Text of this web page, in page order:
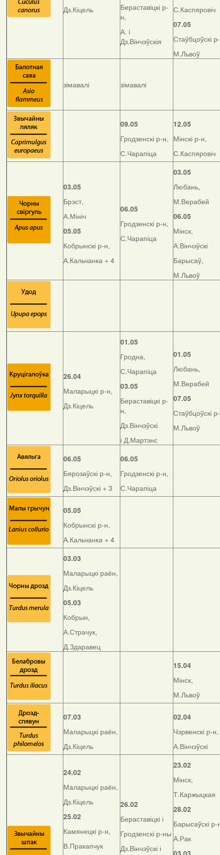
Дз.Кіцель
Бераставіцкі р-
н,
А. і
Дз.Вінчэўскія
С.Каспяровіч
07.05
Стаўбцоўскі
М.Львоў
зімавалі зімавалі
09.05
Гродзенскі р-н,
С.Чарапіца
12.05
Мінскі р-н,
С.Каспяровіч
03.05
Брэст,
А.Мініч
05.05
Кобрынскі р-н,
А.Кальчанка + 4
06.05
Гродзенскі р-н,
С.Чарапіца
03.05
Любань,
М.Верабей
06.05
Мінск,
А.Вінчэўскі
Барысаў,
М.Львоў
26.04
Маларыцкі р-н,
Дз.Кіцель
01.05
Гродна,
С.Чарапіца
03.05
Бераставіцкі р-
н,
Дз.Вінчэўскі
і Д.Мартэнс
01.05
Любань,
М.Верабей
07.05
Стаўбцоўскі
М.Львоў
06.05
Бярозаўскі р-н,
Дз.Вінчэўскі + 3
06.05
Гродзенскі р-н,
С.Чарапіца
05.05
Кобрынскі р-н,
А.Кальчанка + 4
03.03
Маларыцкі раён,
Дз.Кіцель
05.03
Кобрын,
А.Страчук,
Д.Здаравец
15.04
Мінск,
М.Львоў
07.03
Маларыцкі раён,
Дз.Кіцель
02.04
Чэрвенскі р-н,
А.Вінчэўскі
24.02
Маларыцкі раён,
Дз.Кіцель
25.02
Камянецкі р-н,
В.Пракапчук
26.02
Бераставіцкі і
Гродзенскі р-ны
Дз.Вінчэўскі і
23.02
Мінск,
Т.Каржыцкая
28.02
Барысаўскі р-
А.Рак
03.03